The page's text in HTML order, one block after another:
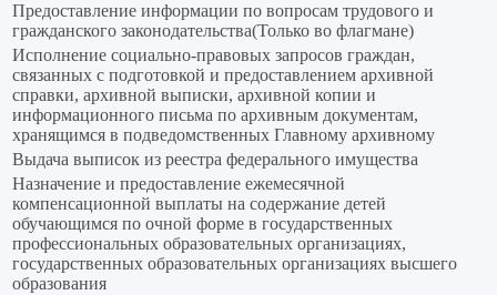
Предоставление информации по вопросам трудового и
гражданского законодательства(Только во флагмане)
Исполнение социально-правовых запросов граждан,
связанных с подготовкой и предоставлением архивной
справки, архивной выписки, архивной копии и
информационного письма по архивным документам,
хранящимся в подведомственных Главному архивному
Выдача выписок из реестра федерального имущества
Назначение и предоставление ежемесячной
компенсационной выплаты на содержание детей
обучающимся по очной форме в государственных
профессиональных образовательных организациях,
государственных образовательных организациях высшего
образования